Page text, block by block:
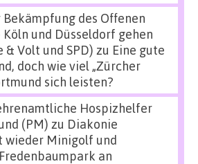
des Offenen
und Düsseldorf gehen
& Volt und SPD) zu Eine gute
doch wie viel „Zürcher
sich leisten?
Hospizhelfer
(PM) zu Diakonie
wieder Minigolf und
an